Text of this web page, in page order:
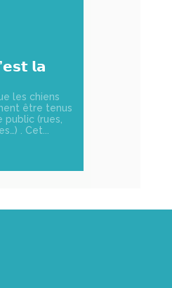
𝗹𝗮
les chiens
être tenus
public (rues,
. Cet...